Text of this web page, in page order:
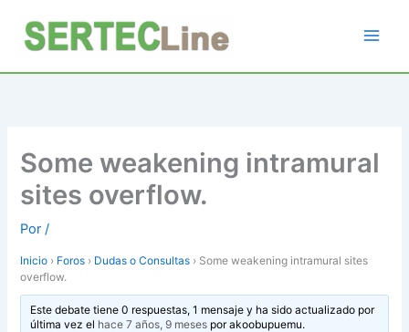
contenido
Some weakening intramural
sites overflow.
Por/
Inicio › Foros › Dudas o Consultas › Some weakening intramural sites
overflow.
Este debate tiene 0 respuestas, 1 mensaje y ha sido actualizado por
última vez el hace 7 años, 9 mesesporakoobupuemu.